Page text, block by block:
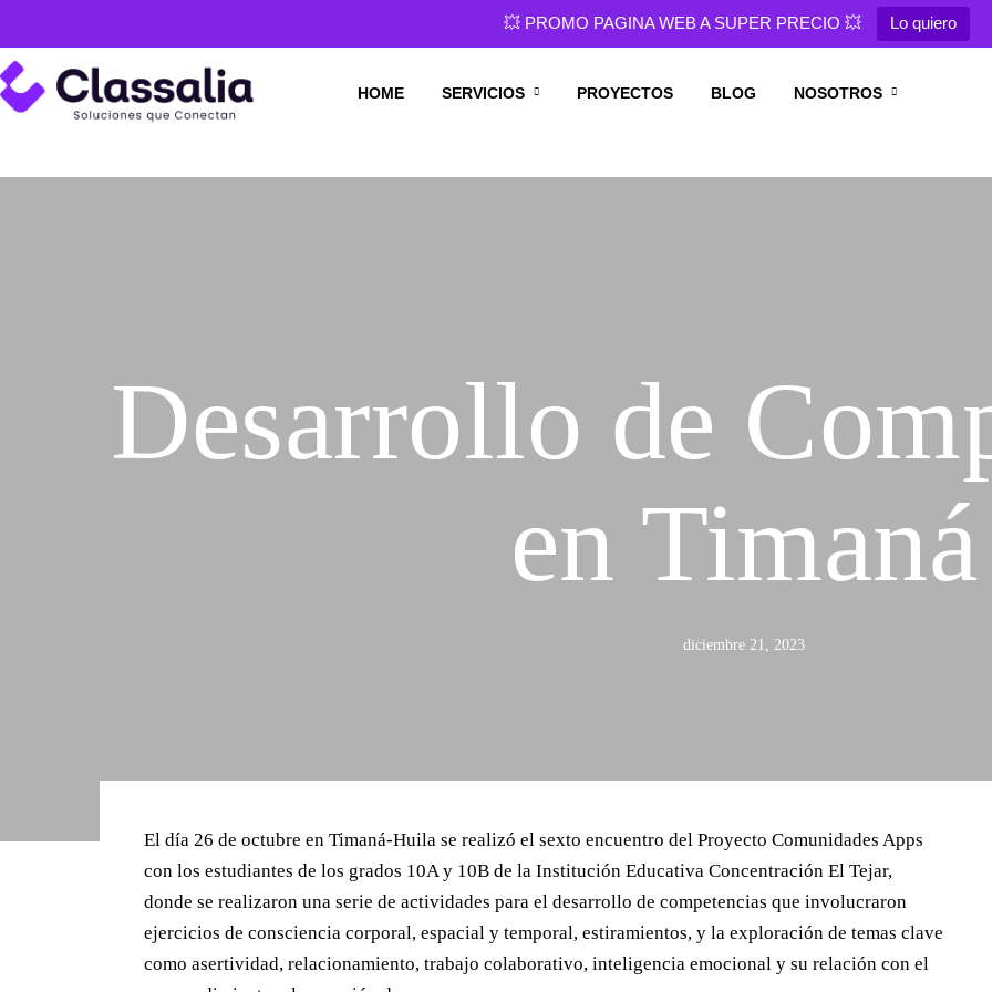
💥 PROMO PAGINA WEB A SUPER PRECIO 💥 Lo quiero
HOME SERVICIOS PROYECTOS BLOG NOSOTROS
Desarrollo de
en Timaná
diciembre 21, 2023
El día 26 de octubre en Timaná-Huila se realizó el sexto encuentro del Proyecto Comunidades Apps
con los estudiantes de los grados 10A y 10B de la Institución Educativa Concentración El Tejar,
donde se realizaron una serie de actividades para el desarrollo de competencias que involucraron
ejercicios de consciencia corporal, espacial y temporal, estiramientos, y la exploración de temas clave
como asertividad, relacionamiento, trabajo colaborativo, inteligencia emocional y su relación con el
Home
Proyectos
Cel: +57 3184183054
Email: hi@classalia.com
NIT 901563545
Neiva – Huila – Colombia